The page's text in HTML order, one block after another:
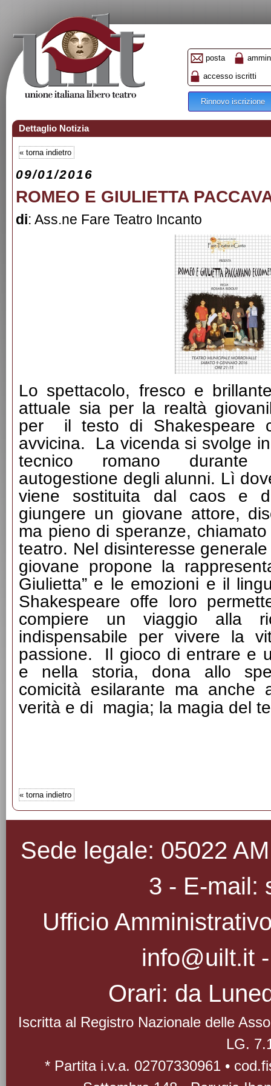
posta
accesso iscritti
Rinnovo iscrizione
Dettaglio Notizia
« torna indietro
09/01/2016
ROMEO E GIULIETTA
di: Ass.ne Fare Teatro Incanto
Lo spettacolo, fresco e
attuale sia per la realtà
per il testo di Shakespeare
avvicina. La vicenda si svolge
tecnico romano durante
autogestione degli alunni. Lì
viene sostituita dal caos e
giungere un giovane attore,
ma pieno di speranze,
teatro. Nel disinteresse
giovane propone la
Giulietta” e le emozioni e il
Shakespeare offe loro
compiere un viaggio alla
indispensabile per vivere la
passione. Il gioco di entrare e
e nella storia, dona allo
comicità esilarante ma anche
verità e di magia; la magia del
« torna indietro
Sede legale: 05022
3 - E-mail:
Ufficio
info@uilt.it
Orari: da
Iscritta al Registro Nazionale delle
LG.
* Partita i.v.a. 02707330961 •